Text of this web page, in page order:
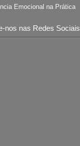
Emocional na Prática
nos nas Redes Sociais